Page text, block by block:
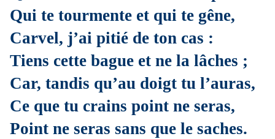
Qui te tourmente et qui te gêne,
Carvel, j’ai pitié de ton cas :
Tiens cette bague et ne la lâches ;
Car, tandis qu’au doigt tu l’auras,
Ce que tu crains point ne seras,
Point ne seras sans que le saches.